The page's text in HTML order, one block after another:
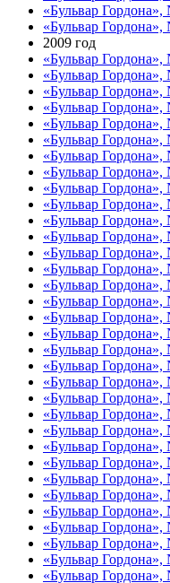
«Бульвар
«Бульвар
2009 год
«Бульвар
«Бульвар
«Бульвар
«Бульвар
«Бульвар
«Бульвар
«Бульвар
«Бульвар
«Бульвар
«Бульвар
«Бульвар
«Бульвар
«Бульвар
«Бульвар
«Бульвар
«Бульвар
«Бульвар
«Бульвар
«Бульвар
«Бульвар
«Бульвар
«Бульвар
«Бульвар
«Бульвар
«Бульвар
«Бульвар
«Бульвар
«Бульвар
«Бульвар
«Бульвар
«Бульвар
«Бульвар
«Бульвар